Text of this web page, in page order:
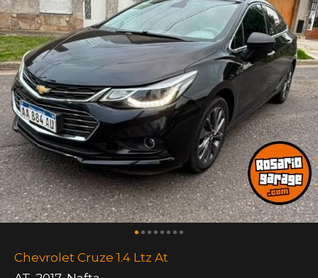
Chevrolet Cruze 1.4 Ltz At